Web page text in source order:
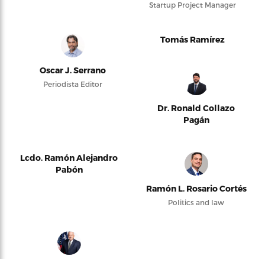
Startup Project Manager
Oscar J. Serrano
Periodista Editor
Tomás Ramírez
Dr. Ronald Collazo
Pagán
Lcdo. Ramón Alejandro
Pabón
Ramón L. Rosario Cortés
Politics and law